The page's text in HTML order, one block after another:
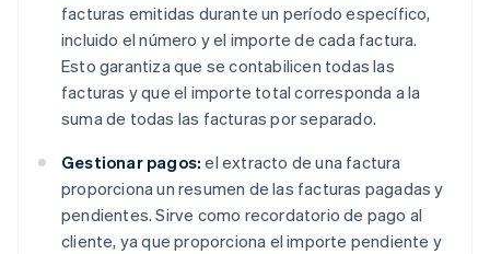
facturas emitidas durante un período específico,
incluido el número y el importe de cada factura.
Esto garantiza que se contabilicen todas las
facturas y que el importe total corresponda a la
suma de todas las facturas por separado.
Gestionar pagos: el extracto de una factura
proporciona un resumen de las facturas pagadas y
pendientes. Sirve como recordatorio de pago al
cliente, ya que proporciona el importe pendiente y